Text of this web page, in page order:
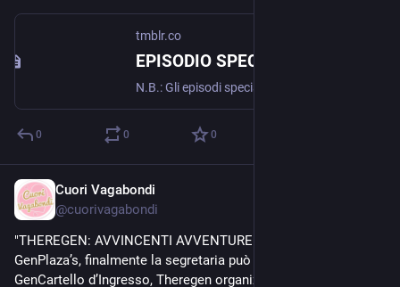
tmblr.co
0 0 0
Cuori Vagabondi
@cuorivagabondi
"THEREGEN: AVVINCENTI AVVENTURE" EPILOGO - Tornati al
GenPlaza’s, finalmente la segretaria può salutare il suo amato
GenCartello d’Ingresso, Theregen organizza una festa con